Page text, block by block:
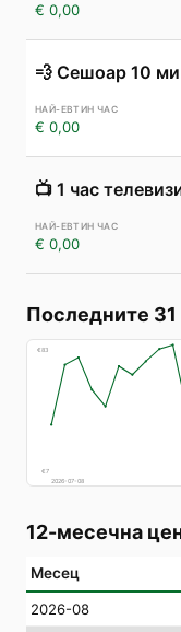
€ 0,00
💨 Сешоар 10
€ 0,00
📺 1 час
€ 0,00
Последните 31
€83
€7
2026-07-08
12-месечна
Месец
2026-08